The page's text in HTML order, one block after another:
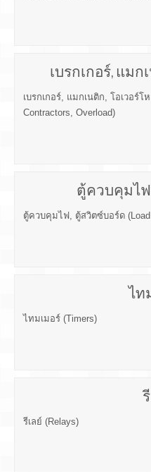
เบรกเกอร์, แม
เบรกเกอร์, แมกเนติก, โอเวอร์โ
Contractors, Overload)
ตู้ควบคุมไ
ตู้ควบคุมไฟ, ตู้สวิตซ์บอร์ด (Load
ไท
ไทมเมอร์ (Timers)
รีเลย์ (Relays)